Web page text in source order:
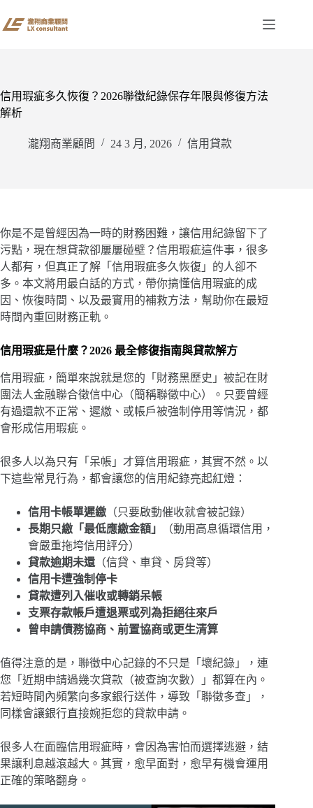
至
容
信用瑕疵多久恢復？2026聯徵紀錄保存年限與修復方法
解析
瀧翔商業顧問 24 3 月, 2026 信用貸款
你是不是曾經因為一時的財務困難，讓信用紀錄留下了
污點，現在想貸款卻屢屢碰壁？信用瑕疵這件事，很多
人都有，但真正了解「信用瑕疵多久恢復」的人卻不
多。本文將用最白話的方式，帶你搞懂信用瑕疵的成
因、恢復時間、以及最實用的補救方法，幫助你在最短
時間內重回財務正軌。
信用瑕疵是什麼？2026 最全修復指南與貸款解方
信用瑕疵，簡單來說就是您的「財務黑歷史」被記在財
團法人金融聯合徵信中心（簡稱聯徵中心）。只要曾經
有過還款不正常、遲繳、或帳戶被強制停用等情況，都
會形成信用瑕疵。
很多人以為只有「呆帳」才算信用瑕疵，其實不然。以
下這些常見行為，都會讓您的信用紀錄亮起紅燈：
信用卡帳單遲繳 （只要啟動催收就會被記錄）
長期只繳「最低應繳金額」
（動用高息循環信用，
會嚴重拖垮信用評分）
貸款逾期未還 （信貸、車貸、房貸等）
信用卡遭強制停卡
貸款遭列入催收或轉銷呆帳
支票存款帳戶遭退票或列為拒絕往來戶
曾申請債務協商、前置協商或更生清算
值得注意的是，聯徵中心記錄的不只是「壞紀錄」，連
您「近期申請過幾次貸款（被查詢次數）」都算在內。
若短時間內頻繁向多家銀行送件，導致「聯徵多查」，
同樣會讓銀行直接婉拒您的貸款申請。
很多人在面臨信用瑕疵時，會因為害怕而選擇逃避，結
果讓利息越滾越大。其實，愈早面對，愈早有機會運用
正確的策略翻身。